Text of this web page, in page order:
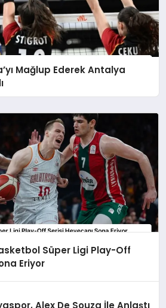
Mağlup Ederek Antalya
Süper Ligi Play-Off
Eriyor